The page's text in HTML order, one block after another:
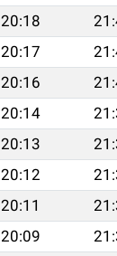
20:18
20:17
20:16
20:14
20:13
20:12
20:11
20:09